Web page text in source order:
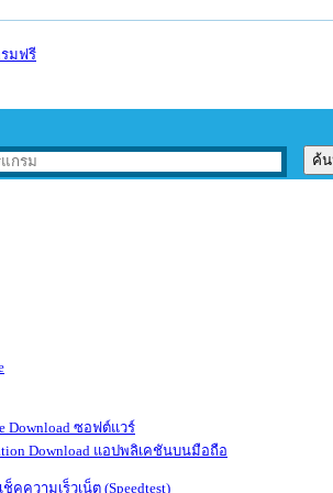
ซอฟต์แวร์
แอปพลิเคชันบนมือถือ
เช็คความเร็วเน็ต (Speedtest)